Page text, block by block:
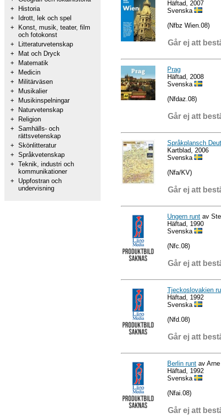
+
Historia
+
Idrott, lek och spel
+
Konst, musik, teater, film
och fotokonst
+
Litteraturvetenskap
+
Mat och Dryck
+
Matematik
+
Medicin
+
Militärväsen
+
Musikalier
+
Musikinspelningar
+
Naturvetenskap
+
Religion
+ Samhälls- och
rättsvetenskap
+ Skönlitteratur
+ Språkvetenskap
+ Teknik, industri och
kommunikationer
+
Uppfostran och
undervisning
Häftad, 2007
Svenska
(Nfbz Wien.08)
Går ej att
Prag
Häftad, 2008
Svenska
(Nfdaz.08)
Går ej att
Språkplansch
Kartblad, 2006
Svenska
(Nfa/KV)
Går ej att
Ungern runt av
Häftad, 1990
Svenska
(Nfc.08)
Går ej att
Tjeckoslovakien
Häftad, 1992
Svenska
(Nfd.08)
Går ej att
Berlin runt av
Häftad, 1992
Svenska
(Nfai.08)
Går ej att